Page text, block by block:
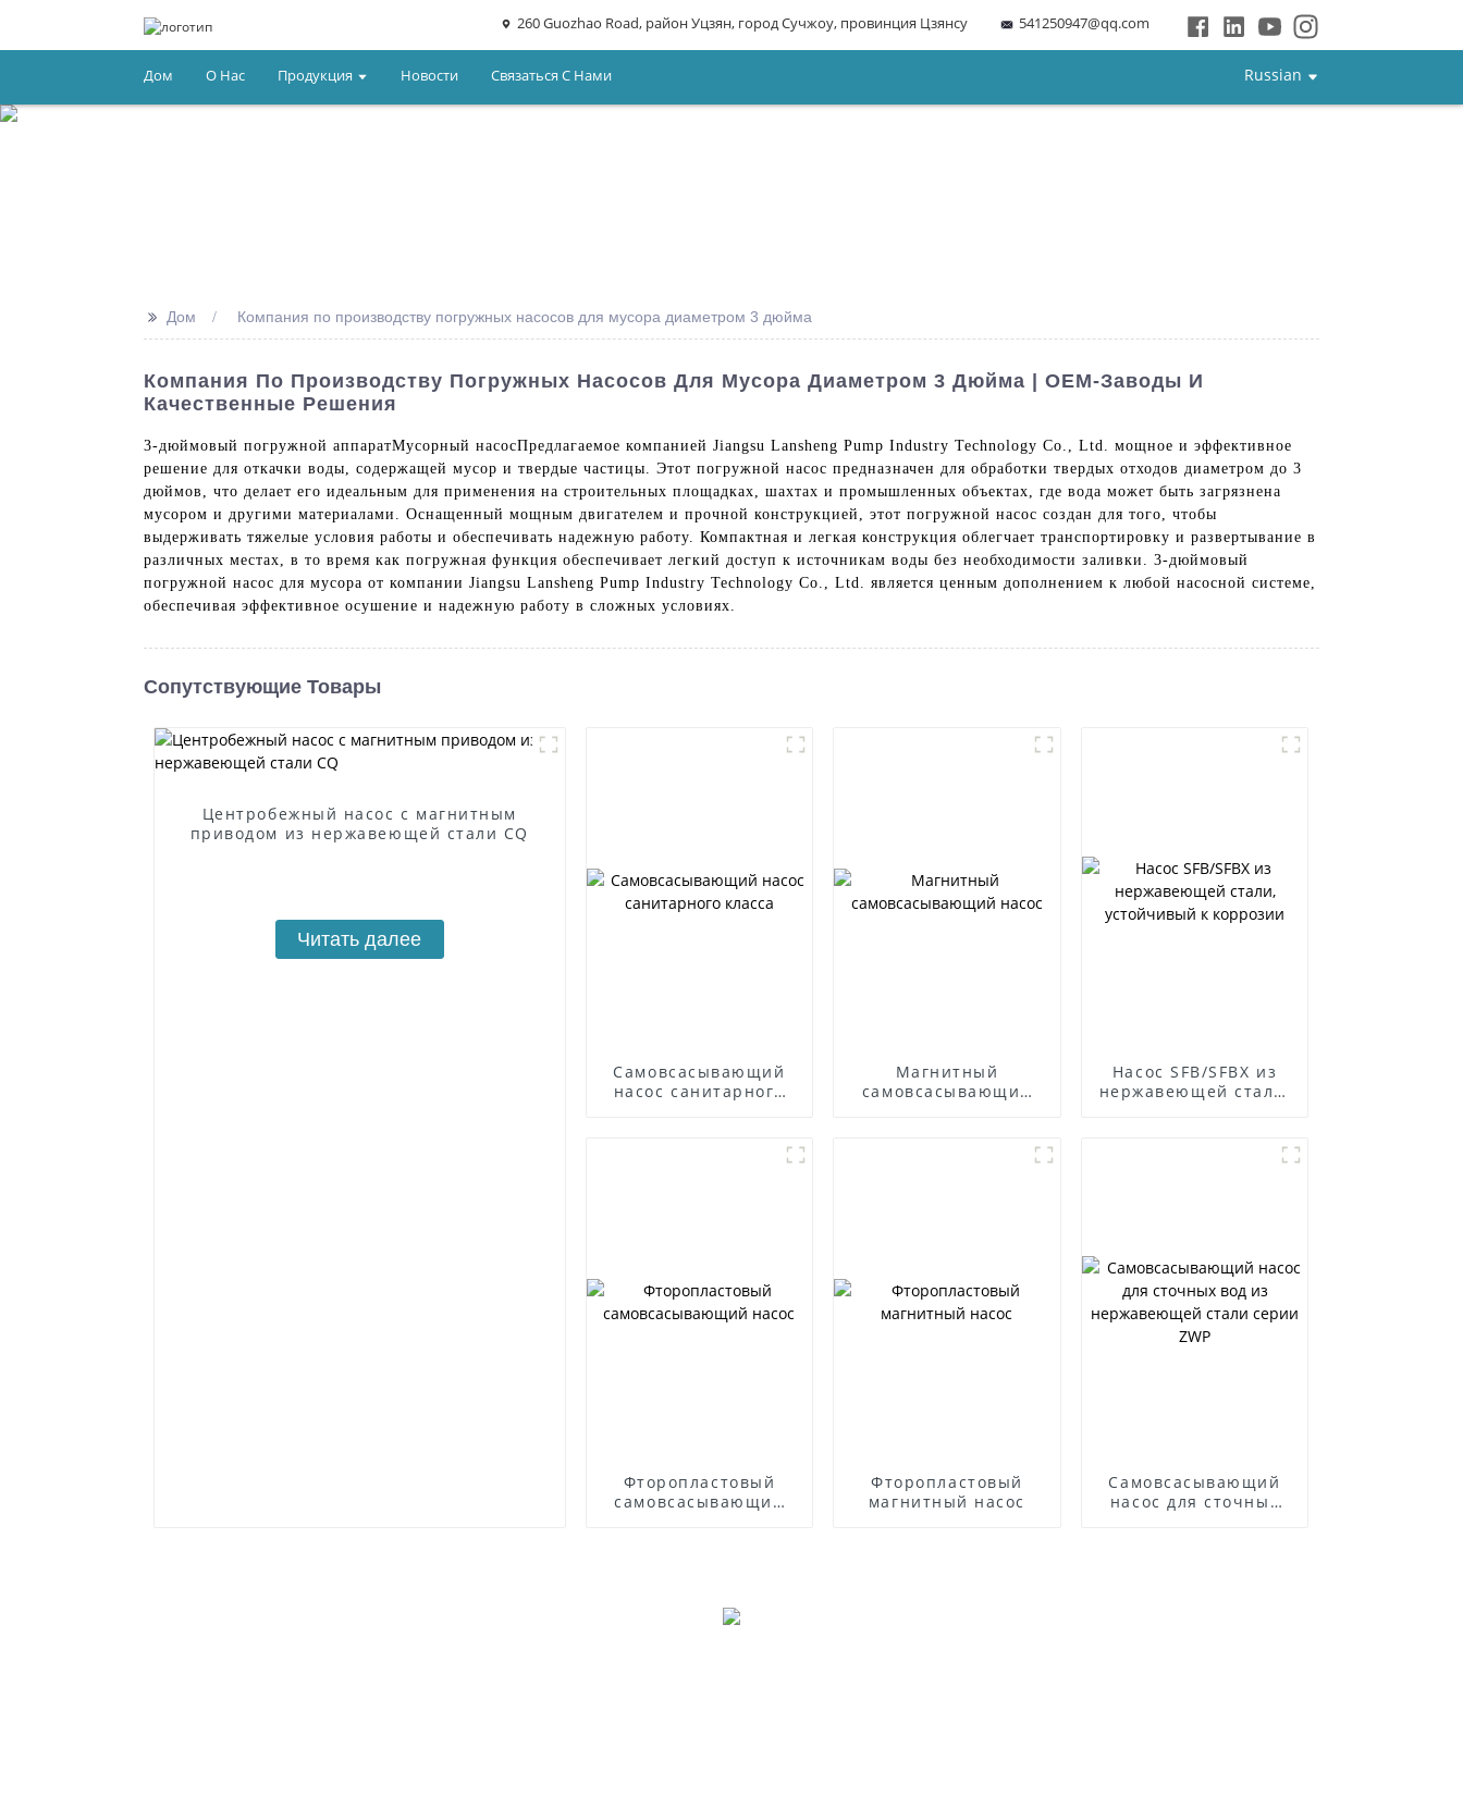
260 Guozhao Road, район Уцзян, город Сучжоу, провинция Цзянсу 541250947@qq.com
Дом О Нас Продукция Новости Связаться С Нами Russian
>> Дом Компания по производству погружных насосов для мусора диаметром 3 дюйма
Компания По Производству Погружных Насосов Для Мусора Диаметром 3 Дюйма | OEM-Заводы И
Качественные Решения
3-дюймовый погружной аппаратМусорный насосПредлагаемое компанией Jiangsu Lansheng Pump Industry Technology Co., Ltd. мощное и эффективное
решение для откачки воды, содержащей мусор и твердые частицы. Этот погружной насос предназначен для обработки твердых отходов диаметром до 3
дюймов, что делает его идеальным для применения на строительных площадках, шахтах и ​​промышленных объектах, где вода может быть загрязнена
мусором и другими материалами. Оснащенный мощным двигателем и прочной конструкцией, этот погружной насос создан для того, чтобы
выдерживать тяжелые условия работы и обеспечивать надежную работу. Компактная и легкая конструкция облегчает транспортировку и развертывание в
различных местах, в то время как погружная функция обеспечивает легкий доступ к источникам воды без необходимости заливки. 3-дюймовый
погружной насос для мусора от компании Jiangsu Lansheng Pump Industry Technology Co., Ltd. является ценным дополнением к любой насосной системе,
обеспечивая эффективное осушение и надежную работу в сложных условиях.
Сопутствующие Товары
Центробежный насос с магнитным
приводом из нержавеющей стали CQ
Читать далее
Самовсасывающий
насос санитарного
Магнитный
самовсасывающий
Насос SFB/SFBX из
нержавеющей стали,
Фторопластовый
самовсасывающий
Фторопластовый
магнитный насос
Самовсасывающий
насос для сточных